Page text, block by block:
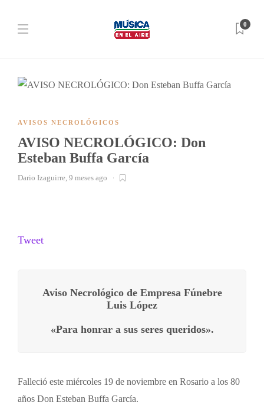
0
AVISOS NECROLÓGICOS
AVISO NECROLÓGICO: Don
Esteban Buffa García
Dario Izaguirre, 9 meses ago
Tweet
Aviso Necrológico de Empresa Fúnebre
Luis López
«Para honrar a sus seres queridos».
Falleció este miércoles 19 de noviembre en Rosario a los 80
años Don Esteban Buffa García.